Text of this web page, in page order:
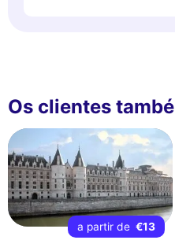
Os clientes
a partir de €13